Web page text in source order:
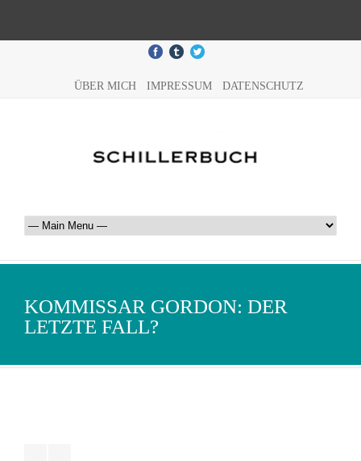
ÜBER MICH IMPRESSUM DATENSCHUTZ
KOMMISSAR GORDON: DER
LETZTE FALL?